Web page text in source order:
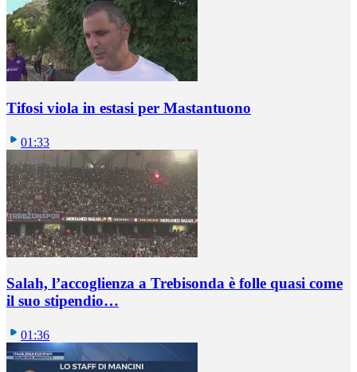
Tifosi viola in estasi per Mastantuono
01:33
Salah, l’accoglienza a Trebisonda è folle quasi come
il suo stipendio…
01:36